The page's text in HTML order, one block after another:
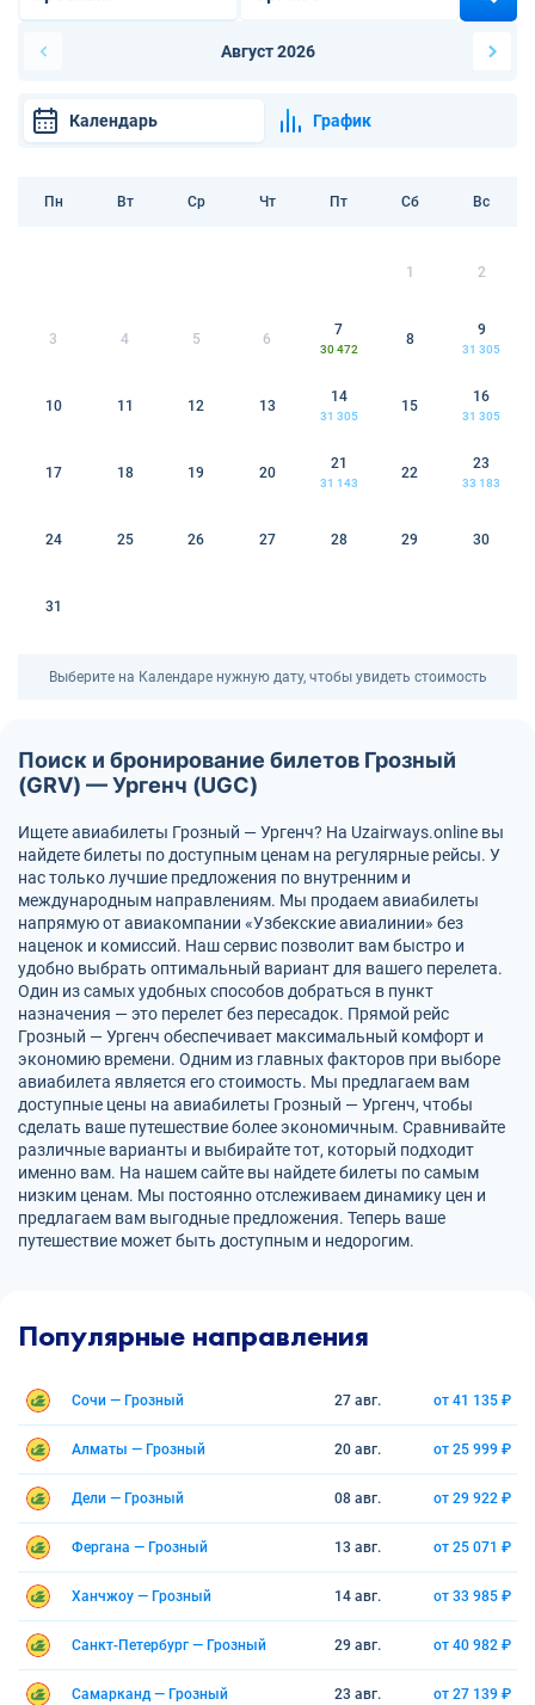
Август 2026
Календарь График
Пн Вт Ср Чт Пт Сб Вс
1 2
3 4 5 6
7
30 472
8
9
31 305
10 11 12 13
14
31 305
15
16
31 305
17 18 19 20
21
31 143
22
23
33 183
24 25 26 27 28 29 30
31
Выберите на Календаре нужную дату, чтобы увидеть стоимость
Поиск и бронирование билетов Грозный
(GRV) — Ургенч (UGC)
Ищете авиабилеты Грозный — Ургенч? На Uzairways.online вы
найдете билеты по доступным ценам на регулярные рейсы. У
нас только лучшие предложения по внутренним и
международным направлениям. Мы продаем авиабилеты
напрямую от авиакомпании «Узбекские авиалинии» без
наценок и комиссий. Наш сервис позволит вам быстро и
удобно выбрать оптимальный вариант для вашего перелета.
Один из самых удобных способов добраться в пункт
назначения — это перелет без пересадок. Прямой рейс
Грозный — Ургенч обеспечивает максимальный комфорт и
экономию времени. Одним из главных факторов при выборе
авиабилета является его стоимость. Мы предлагаем вам
доступные цены на авиабилеты Грозный — Ургенч, чтобы
сделать ваше путешествие более экономичным. Сравнивайте
различные варианты и выбирайте тот, который подходит
именно вам. На нашем сайте вы найдете билеты по самым
низким ценам. Мы постоянно отслеживаем динамику цен и
предлагаем вам выгодные предложения. Теперь ваше
путешествие может быть доступным и недорогим.
Популярные направления
Сочи — Грозный 27 авг. от 41 135 ₽
Алматы — Грозный 20 авг. от 25 999 ₽
Дели — Грозный 08 авг. от 29 922 ₽
Фергана — Грозный 13 авг. от 25 071 ₽
Ханчжоу — Грозный 14 авг. от 33 985 ₽
Санкт-Петербург — Грозный 29 авг. от 40 982 ₽
Самарканд — Грозный 23 авг. от 27 139 ₽